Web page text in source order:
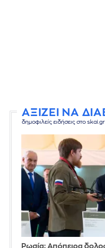
ΑΞΙΖΕΙ ΝΑ
δημοφιλείς ειδήσεις στο skai.gr
Ρωσία: Απόπειρα